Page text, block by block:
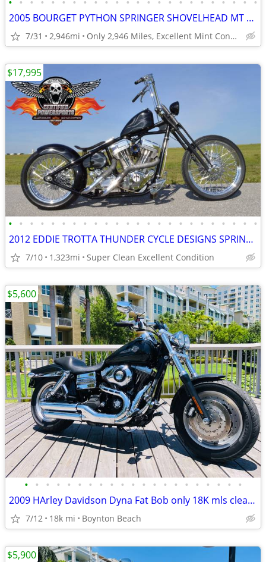
2005 BOURGET PYTHON SPRINGER SHOVELHEAD MT BOBBER CHOPPER
7/31 2,946mi Only 2,946 Miles, Excellent Mint Condition.
• • • • • • • • • • • • • • • • • • • • • • • •
2012 EDDIE TROTTA THUNDER CYCLE DESIGNS SPRINGER BOBBER CHOPPER
7/10 1,323mi Super Clean Excellent Condition
$17,995
• • • • • • • • • • • • • • • • • • • • •
2009 HArley Davidson Dyna Fat Bob only 18K mls clean FINANCING
7/12 18k mi Boynton Beach
$5,600
$5,900